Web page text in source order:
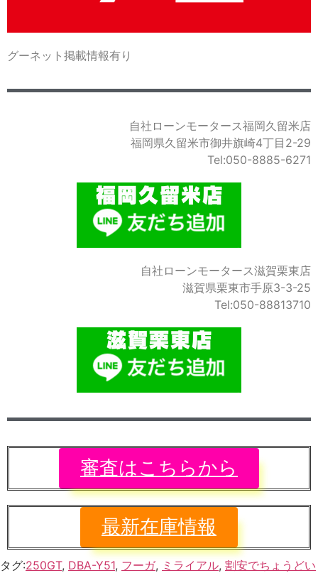
グーネット掲載情報有り
自社ローンモータース福岡久留米店
福岡県久留米市御井旗崎4丁目2-29
Tel:050-8885-6271
自社ローンモータース滋賀栗東店
滋賀県栗東市手原3-3-25
Tel:050-88813710
審査はこちらから
最新在庫情報
タグ:250GT, DBA-Y51, フーガ, ミライアル, 割安でちょうどい